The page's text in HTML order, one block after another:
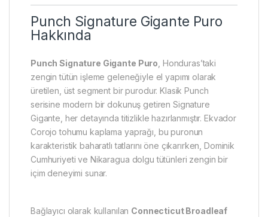
Punch Signature Gigante Puro
Hakkında
Punch Signature Gigante Puro, Honduras’taki
zengin tütün işleme geleneğiyle el yapımı olarak
üretilen, üst segment bir purodur. Klasik Punch
serisine modern bir dokunuş getiren Signature
Gigante, her detayında titizlikle hazırlanmıştır. Ekvador
Corojo tohumu kaplama yaprağı, bu puronun
karakteristik baharatlı tatlarını öne çıkarırken, Dominik
Cumhuriyeti ve Nikaragua dolgu tütünleri zengin bir
içim deneyimi sunar.
Bağlayıcı olarak kullanılan Connecticut Broadleaf